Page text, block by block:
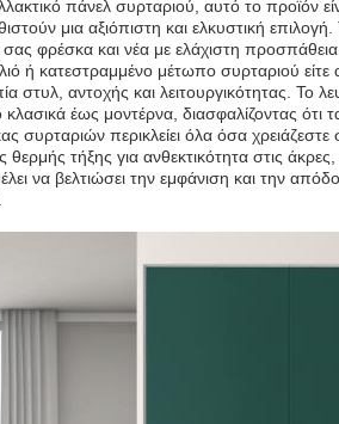
πάνελ συρταριού, αυτό το προϊόν
μια αξιόπιστη και ελκυστική
φρέσκα και νέα με ελάχιστη
ή κατεστραμμένο μέτωπο συρταριού
στυλ, αντοχής και λειτουργικότητας.
έως μοντέρνα, διασφαλίζοντας ότι
συρταριών περικλείει όλα όσα
θερμής τήξης για ανθεκτικότητα στις
να βελτιώσει την εμφάνιση και την